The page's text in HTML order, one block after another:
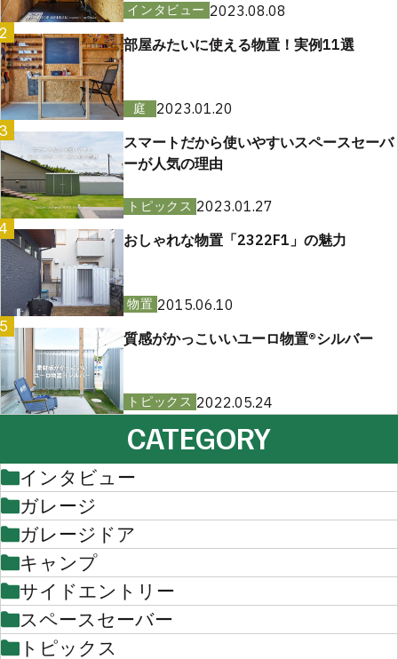
インタビュー 2023.08.08
2
部屋みたいに使える物置！実例11選
庭
2023.01.20
スマートだから使いやすいスペースセーバ
ーが人気の理由
トピックス 2023.01.27
おしゃれな物置「2322F1」の魅力
物置 2015.06.10
質感がかっこいいユーロ物置®︎シルバー
トピックス 2022.05.24
CATEGORY
インタビュー
ガレージ
ガレージドア
キャンプ
サイドエントリー
スペースセーバー
トピックス